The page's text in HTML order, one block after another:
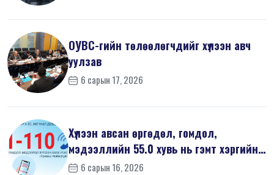
ОУВС-гийн төлөөлөгчдийг хүлээн авч
уулзав
6 сарын 17, 2026
Хүлээн авсан өргөдөл, гомдол,
мэдээллийн 55.0 хувь нь гэмт хэргийн
шин...
6 сарын 16, 2026